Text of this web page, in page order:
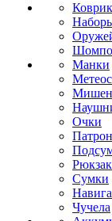
Манки
Очки
Сумки
Чучела